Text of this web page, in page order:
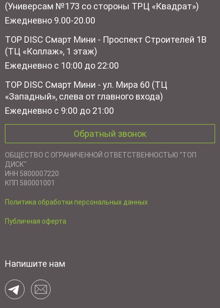
(Универсам №173 со стороны ТРЦ «Квадрат»)
Ежедневно 9.00-20.00
TOP DISC Смарт Мини - Проспект Строителей 1В
(ТЦ «Коллаж», 1 этаж)
Ежедневно с 10:00 до 22:00
TOP DISC Смарт Мини - ул. Мира 60 (ТЦ
«Западный», слева от главного входа)
Ежедневно с 9:00 до 21:00
Обратный звонок
ОБЩЕСТВО С ОГРАНИЧЕННОЙ ОТВЕТСТВЕННОСТЬЮ "ТОП
ДИСК"
ИНН 5800007220
КПП 580001001
Политика обработки персональных данных
Публичная оферта
Напишите нам